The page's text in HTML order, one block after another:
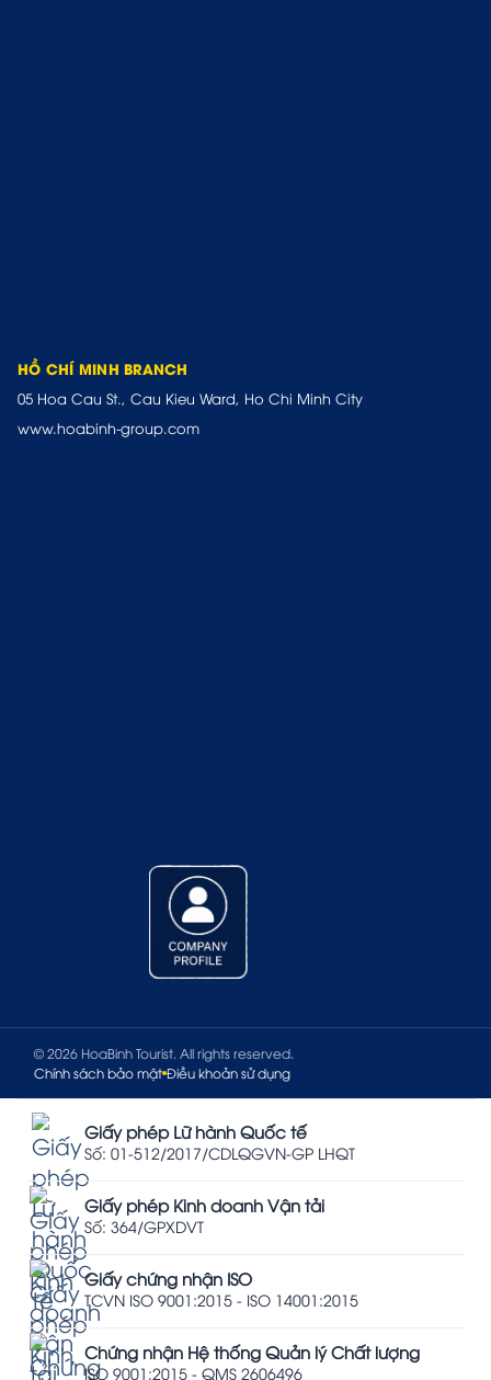
HỒ CHÍ MINH BRANCH
05 Hoa Cau St., Cau Kieu Ward, Ho Chi Minh City
www.hoabinh-group.com
© 2026 HoaBinh Tourist. All rights reserved.
Chính sách bảo mật Điều khoản sử dụng
Giấy phép Lữ hành Quốc tế
Số: 01-512/2017/CDLQGVN-GP LHQT
Giấy phép Kinh doanh Vận tải
Số: 364/GPXDVT
Giấy chứng nhận ISO
TCVN ISO 9001:2015 - ISO 14001:2015
Chứng nhận Hệ thống Quản lý Chất lượng
ISO 9001:2015 - QMS 2606496